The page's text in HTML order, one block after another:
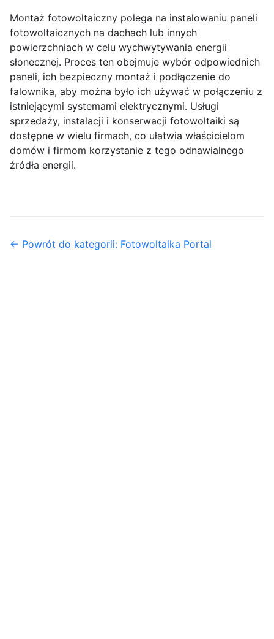
Montaż fotowoltaiczny polega na instalowaniu paneli
fotowoltaicznych na dachach lub innych
powierzchniach w celu wychwytywania energii
słonecznej. Proces ten obejmuje wybór odpowiednich
paneli, ich bezpieczny montaż i podłączenie do
falownika, aby można było ich używać w połączeniu z
istniejącymi systemami elektrycznymi. Usługi
sprzedaży, instalacji i konserwacji fotowoltaiki są
dostępne w wielu firmach, co ułatwia właścicielom
domów i firmom korzystanie z tego odnawialnego
źródła energii.
← Powrót do kategorii: Fotowoltaika Portal